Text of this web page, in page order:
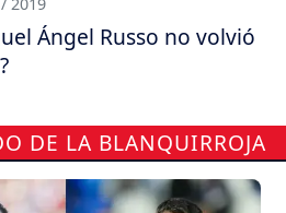
Ángel Russo no volvió
DE LA BLANQUIRROJA